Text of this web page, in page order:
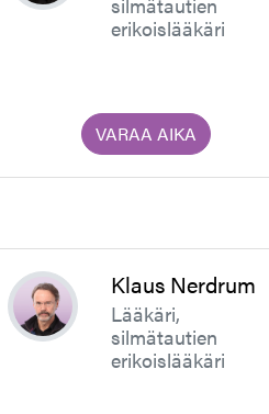
erikoislääkäri
VARAA AIKA
Klaus Nerdrum
Lääkäri,
silmätautien
erikoislääkäri